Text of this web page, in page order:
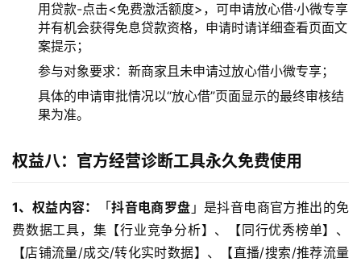
用贷款-点击<免费激活额度>，可申请放心借·小微专享
并有机会获得免息贷款资格，申请时请详细查看页面文
案提示；
参与对象要求：新商家且未申请过放心借小微专享；
具体的申请审批情况以“放心借”页面显示的最终审核结
果为准。
权益八：官方经营诊断工具永久免费使用
1、权益内容： 「抖音电商罗盘 」是抖音电商官方推出的免
费数据工具，集【行业竞争分析】、【同行优秀榜单】、
【店铺流量/成交/转化实时数据】、【直播/搜索/推荐流量